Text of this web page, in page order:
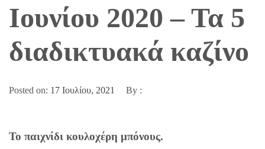
Ιουνίου 2020 – Τα 5
διαδικτυακά καζίνο
Posted on: 17 Ιουλίου, 2021 By :
Το παιχνίδι κουλοχέρη μπόνους.